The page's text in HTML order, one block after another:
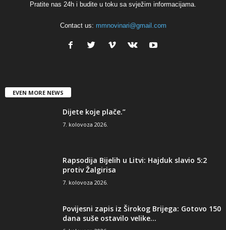
Pratite nas 24h i budite u toku sa svježim informacijama.
Contact us: mmnovinari@gmail.com
EVEN MORE NEWS
Dijete koje plače.”
7. kolovoza 2026.
Rapsodija Bijelih u Litvi: Hajduk slavio 5:2
protiv Žalgirisa
7. kolovoza 2026.
Povijesni zapis iz Širokog Brijega: Gotovo 150
dana suše ostavilo velike...